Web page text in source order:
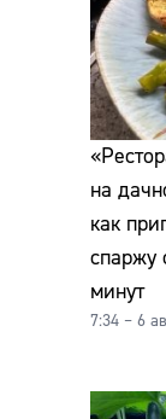
на
как
спаржу
минут
7:34 – 6